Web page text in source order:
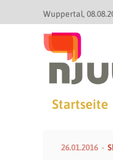
Wuppertal
Startseite
26.01.2016